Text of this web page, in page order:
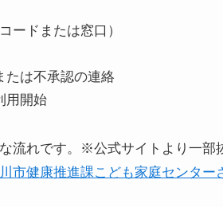
ードまたは窓口）
たは不承認の連絡
用開始
流れです。※公式サイトより一部
市健康推進課こども家庭センター